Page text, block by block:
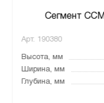
Cегмент
Арт. 190380
Высота, мм
Ширина, мм
Глубина, мм